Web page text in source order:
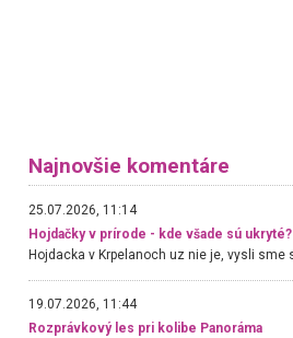
Najnovšie komentáre
25.07.2026, 11:14
Hojdačky v prírode - kde všade sú ukryté?
19.07.2026, 11:44
Rozprávkový les pri kolibe Panoráma